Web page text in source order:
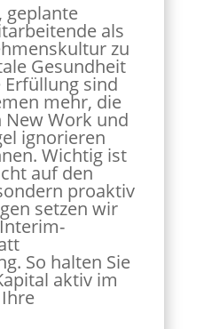
geplante
als
zu
Gesundheit
sind
mehr, die
New Work und
ignorieren
Wichtig ist
auf den
proaktiv
setzen wir
So halten Sie
aktiv im